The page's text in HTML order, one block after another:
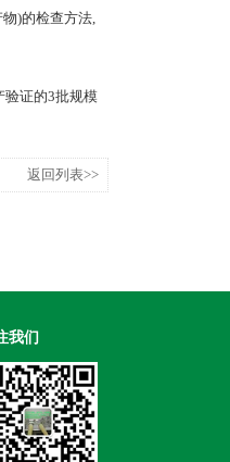
)的检查方法,
证的3批规模
返回列表>>
我们